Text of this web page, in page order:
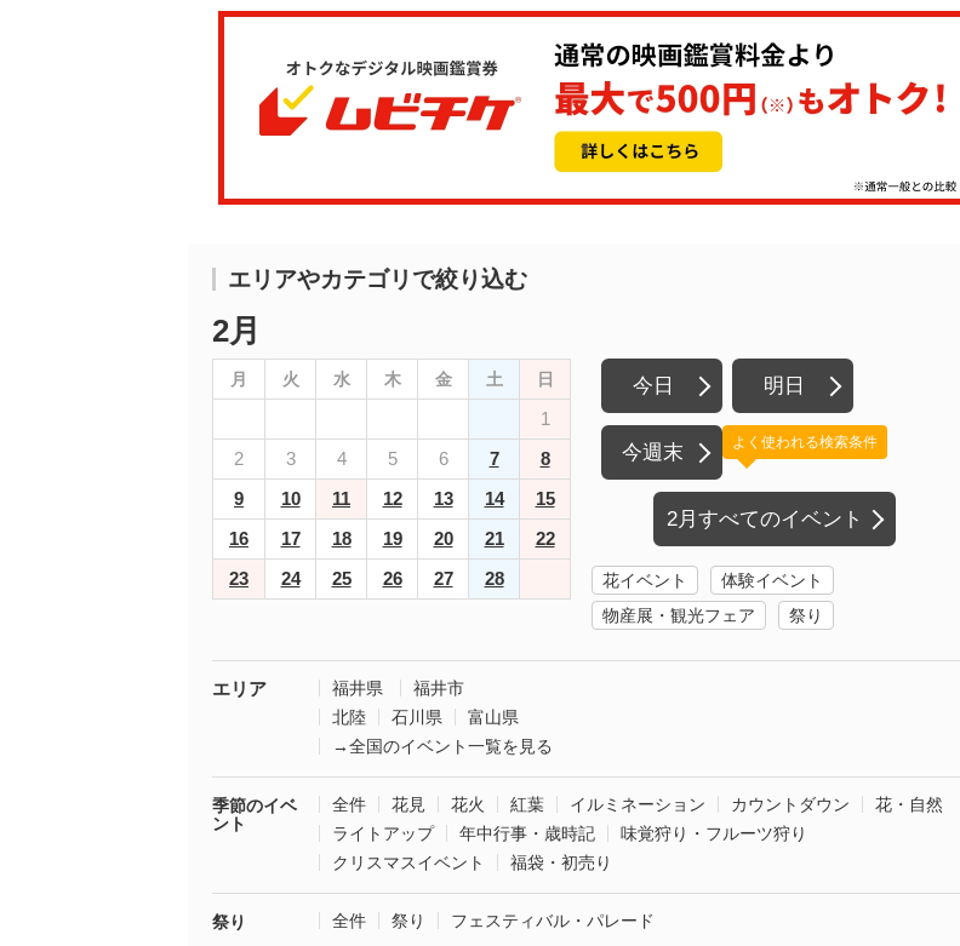
エリアやカテゴリで絞り込む
2月
月 火 水 木 金 土 日
1
2
3 4 5 6 7
8
9
10 11 12 13 14
15
16
17 18 19 20 21
22
23
24 25 26 27 28
今日 明日
今週末
2月すべてのイベント
よく使われる検索条件
花イベント
体験イベント
物産展・観光フェア
祭り
エリア 福井県
福井市
北陸
石川県
富山県
→全国のイベント一覧を見る
季節のイベ
ント
全件 花見 花火 紅葉 イルミネーション カウントダウン
花・自然
ライトアップ
年中行事・歳時記
味覚狩り・フルーツ狩り
クリスマスイベント
福袋・初売り
祭り 全件 祭り フェスティバル・パレード